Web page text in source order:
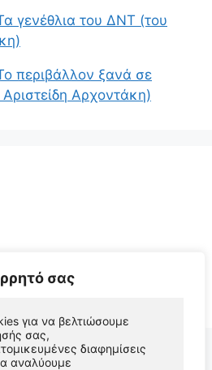
σας
για να βελτιώσουμε
σας,
διαφημίσεις
αναλύουμε
γενέθλια του ΔΝΤ (του
περιβάλλον ξανά σε
Αρχοντάκη)
Φυσικός Συγγραφέας